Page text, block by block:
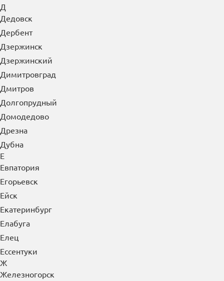
Д
Дедовск
Дербент
Дзержинск
Дзержинский
Димитровград
Дмитров
Долгопрудный
Домодедово
Дрезна
Дубна
Е
Евпатория
Егорьевск
Ейск
Екатеринбург
Елабуга
Елец
Ессентуки
Ж
Железногорск